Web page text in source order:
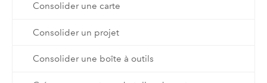
Consolider une carte
Consolider un projet
Consolider une boîte à outils